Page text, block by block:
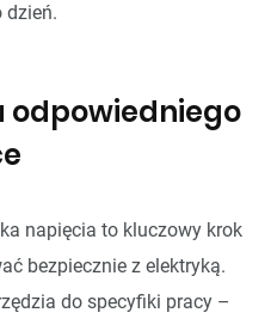
dzień.
odpowiedniego
napięcia to kluczowy krok
bezpiecznie z elektryką.
do specyfiki pracy –